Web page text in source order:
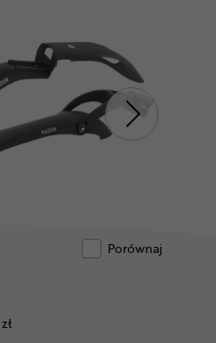
Porównaj
zł